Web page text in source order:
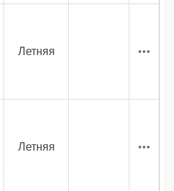
Летняя
Летняя